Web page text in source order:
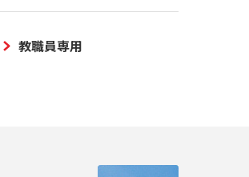
教職員専用